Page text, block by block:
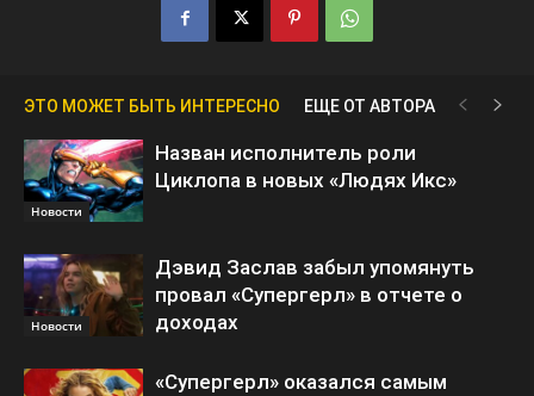
ЭТО МОЖЕТ БЫТЬ ИНТЕРЕСНО ЕЩЕ ОТ АВТОРА
Новости
Назван исполнитель роли
Циклопа в новых «Людях Икс»
Новости
Дэвид Заслав забыл упомянуть
провал «Супергерл» в отчете о
доходах
«Супергерл» оказался самым